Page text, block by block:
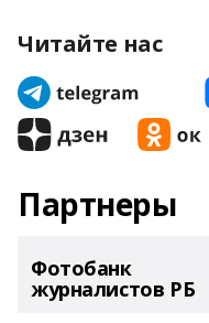
Читайте нас
Партнеры
Фотобанк
журналистов РБ